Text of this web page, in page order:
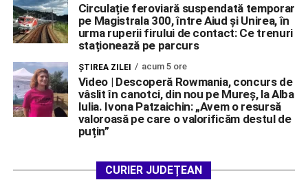
Circulație feroviară suspendată temporar
pe Magistrala 300, între Aiud și Unirea, în
urma ruperii firului de contact: Ce trenuri
staționează pe parcurs
ŞTIREA ZILEI acum 5 ore
Video | Descoperă Rowmania, concurs de
vâslit în canotci, din nou pe Mureș, la Alba
Iulia. Ivona Patzaichin: „Avem o resursă
valoroasă pe care o valorificăm destul de
puțin”
CURIER JUDEȚEAN